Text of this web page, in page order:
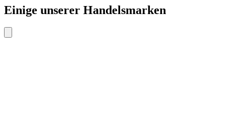
Einige unserer Handelsmarken